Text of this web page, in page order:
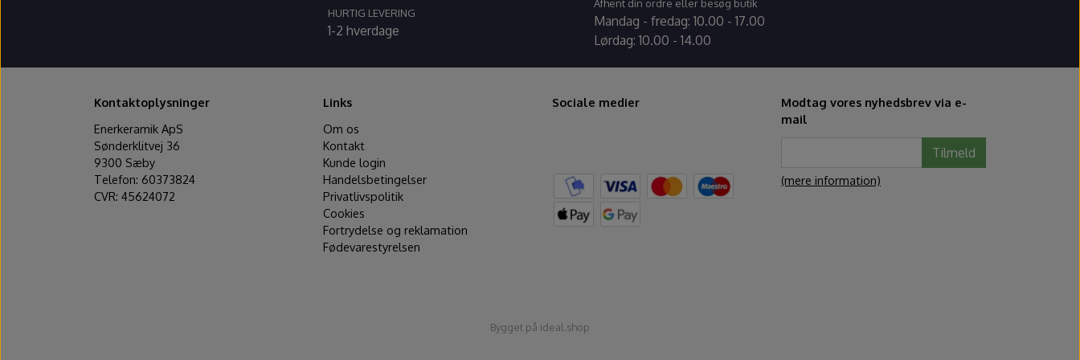
HURTIG LEVERING
1-2 hverdage
Afhent din ordre eller besøg butik
Mandag - fredag: 10.00 - 17.00
Lørdag: 10.00 - 14.00
Kontaktoplysninger
Enerkeramik ApS
Sønderklitvej 36
9300 Sæby
Telefon: 60373824
CVR: 45624072
Links
Om os
Kontakt
Kunde login
Handelsbetingelser
Privatlivspolitik
Cookies
Fortrydelse og reklamation
Fødevarestyrelsen
Sociale medier
Modtag vores nyhedsbrev via e-
mail
Tilmeld
(mere information)
Bygget på ideal.shop